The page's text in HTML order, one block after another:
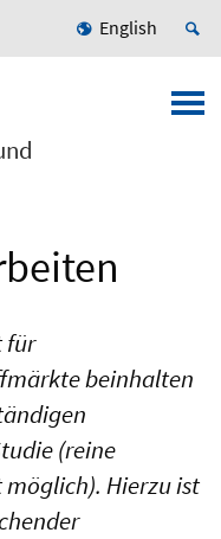
English
für
beinhalten
(reine
Hierzu ist